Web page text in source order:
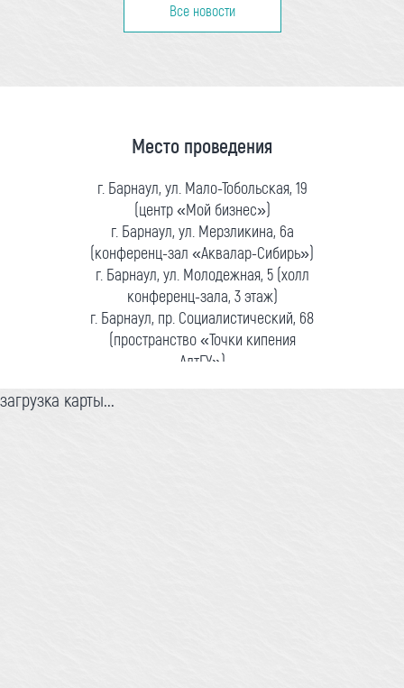
Все новости
Место проведения
г. Барнаул, ул. Мало-Тобольская, 19
(центр «Мой бизнес»)
г. Барнаул, ул. Мерзликина, 6а
(конференц-зал «Аквалар-Сибирь»)
г. Барнаул, ул. Молодежная, 5 (холл
конференц-зала, 3 этаж)
г. Барнаул, пр. Социалистический, 68
(пространство «Точки кипения
АлтГУ»)
загрузка карты...